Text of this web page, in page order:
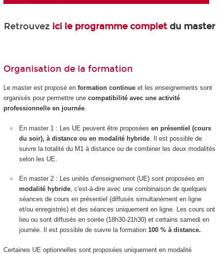
Retrouvez ici le programme complet du master
Organisation de la formation
Le master est proposé en formation continueet les enseignements sont
organisés pour permettre une compatibilité avec une activité
professionnelle en journée.
En master 1 : Les UE peuvent être proposées en présentiel (cours
du soir), à distance ou en modalité hybride . Il est possible de
suivre la totalité du M1 à distance ou de combiner les deux modalités
selon les UE.
En master 2 : Les unités d'enseignement (UE) sont proposées en
modalité hybride, c'est-à-dire avec une combinaison de quelques
séances de cours en présentiel (diffusés simultanément en ligne
et/ou enregistrés) et des séances uniquement en ligne. Les cours ont
lieu ou sont diffusés en soirée (18h30-21h30) et certains samedi en
journée. Il est possible de suivre la formation 100 % à distance.
Certaines UE optionnelles sont proposées uniquement en modalité